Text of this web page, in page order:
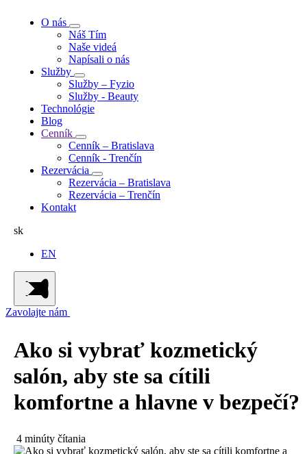
O nás
Náš Tím
Naše videá
Napísali o nás
Služby
Služby – Fyzio
Služby - Beauty
Technológie
Blog
Cenník
Cenník – Bratislava
Cenník - Trenčín
Rezervácia
Rezervácia – Bratislava
Rezervácia – Trenčín
Kontakt
sk
EN
Zavolajte nám
Ako si vybrať kozmetický
salón, aby ste sa cítili
komfortne a hlavne v bezpečí?
4 minúty čítania